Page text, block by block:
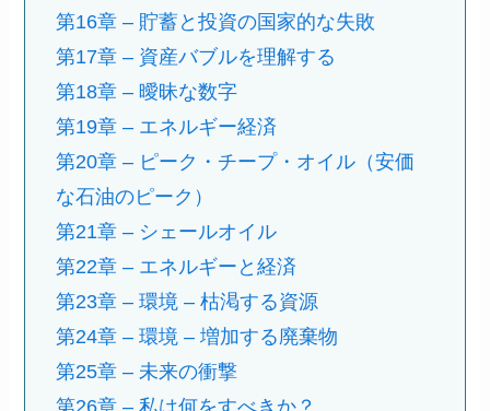
第16章 – 貯蓄と投資の国家的な失敗
第17章 – 資産バブルを理解する
第18章 – 曖昧な数字
第19章 – エネルギー経済
第20章 – ピーク・チープ・オイル（安価
な石油のピーク）
第21章 – シェールオイル
第22章 – エネルギーと経済
第23章 – 環境 – 枯渇する資源
第24章 – 環境 – 増加する廃棄物
第25章 – 未来の衝撃